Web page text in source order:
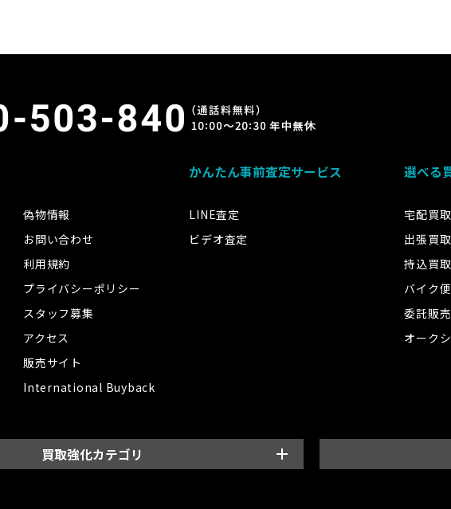
偽物情報
お問い合わせ
利用規約
プライバシーポリシー
スタッフ募集
アクセス
販売サイト
International Buyback
かんたん事前査定サービス
LINE査定
ビデオ査定
選べる
宅配買取
出張買取
持込買取
バイク
委託販売
オーク
買取強化カテゴリ